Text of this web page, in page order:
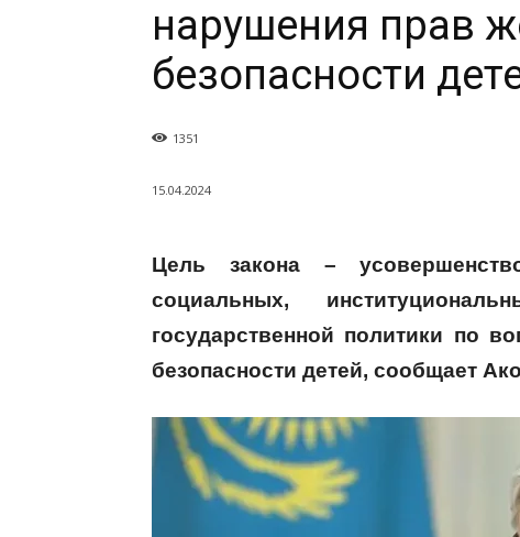
нарушения прав
безопасности
1351
15.04.2024
Цель закона –
социальных,
государственной политики по
безопасности детей, сообщает